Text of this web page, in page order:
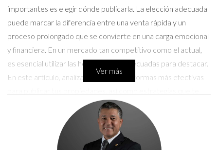
importantes es elegir dónde publicarla. La elección adecuada
puede marcar la diferencia entre una venta rápida y un
proceso prolongado que se convierte en una carga emocional
y financiera. En un mercado tan competitivo como el actual,
es esencial utilizar las herramientas adecuadas para destacar.
En este artículo, analizaremos las plataformas más efectivas
ayudarán a captar la atención de compradores potenciales.
Las Mejores Plataformas para Publicar
Propiedades
Ver más